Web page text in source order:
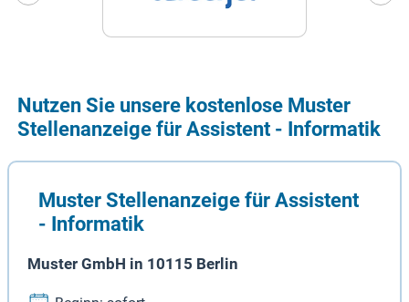
Nutzen Sie unsere kostenlose Muster
Stellenanzeige für Assistent - Informatik
Muster Stellenanzeige für Assistent
- Informatik
Muster GmbH in 10115 Berlin